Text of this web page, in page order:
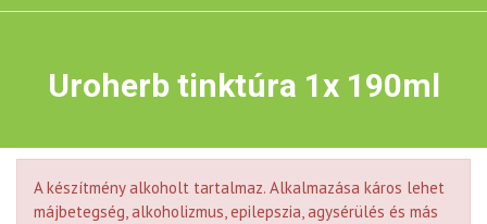
Uroherb tinktúra 1x 190ml
A készítmény alkoholt tartalmaz. Alkalmazása káros lehet
májbetegség, alkoholizmus, epilepszia, agysérülés és más